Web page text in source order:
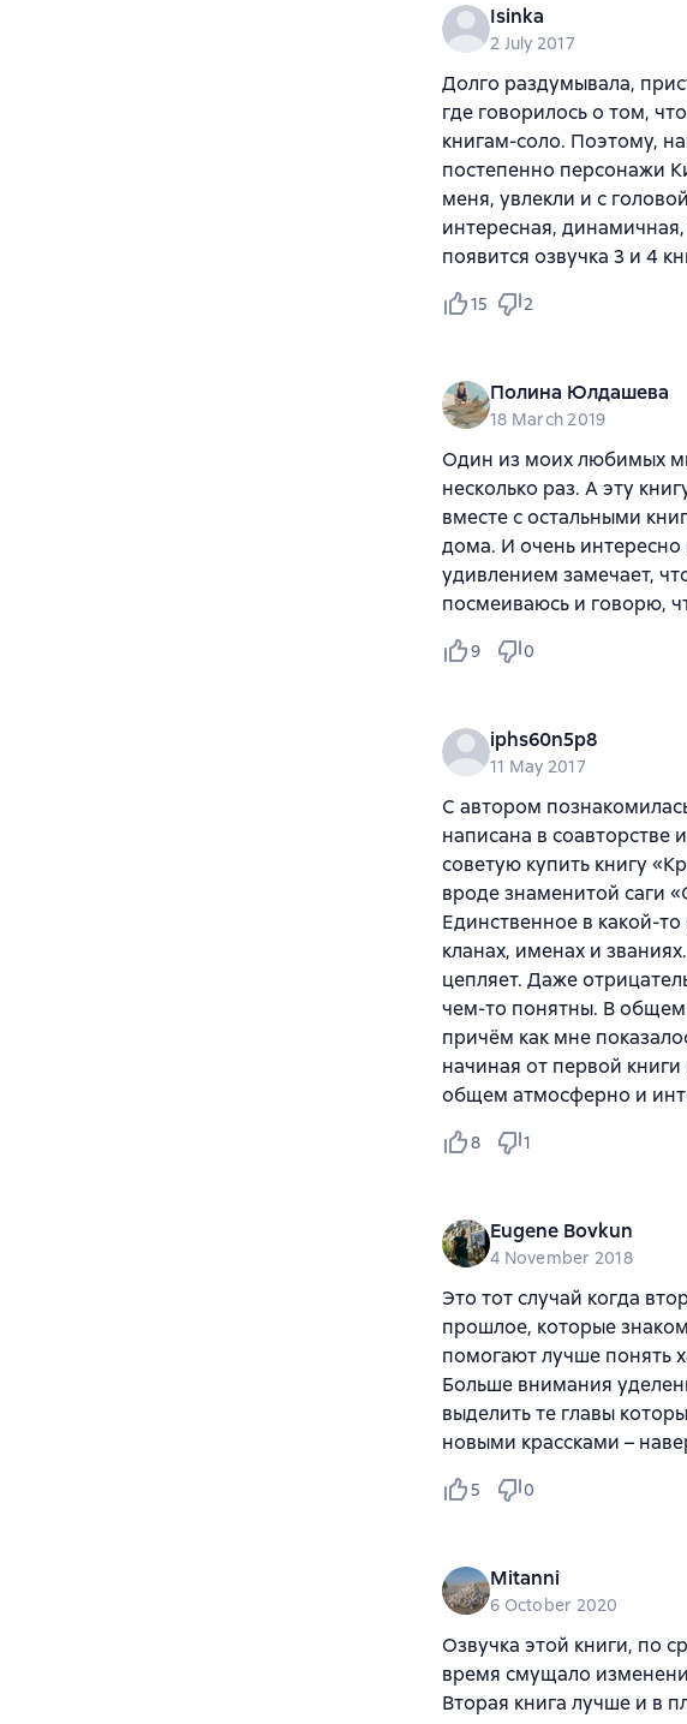
Isinka
2 July 2017
Долго раздумывала,
где говорилось о том,
книгам-соло. Поэтому,
постепенно персонажи
меня, увлекли и с
интересная,
появится озвучка 3 и 4
15 2
Полина Юлдашева
18 March 2019
Один из моих любимых
несколько раз. А эту
вместе с остальными
дома. И очень интересно
удивлением замечает,
посмеиваюсь и говорю,
9 0
iphs60n5p8
11 May 2017
С автором
написана в соавторстве
советую купить книгу
вроде знаменитой саги
Единственное в какой-
кланах, именах и
цепляет. Даже
чем-то понятны. В
причём как мне
начиная от первой
общем атмосферно и
8 1
Eugene Bovkun
4 November 2018
Это тот случай когда
прошлое, которые
помогают лучше понять
Больше внимания
выделить те главы
новыми крассками –
5 0
Mitanni
6 October 2020
Озвучка этой книги, по
время смущало
Вторая книга лучше и в